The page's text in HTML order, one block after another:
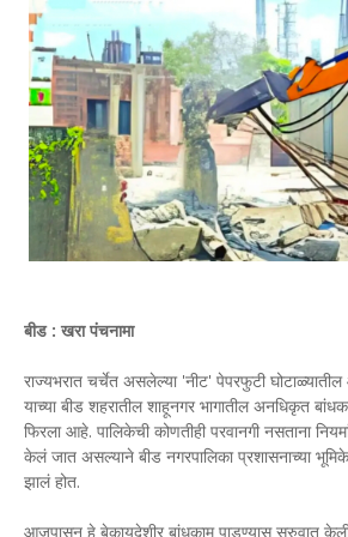
बीड : खरा पंचनामा
राज्यभरात चर्चेत असलेल्या 'नीट' पेपरफुटी घोटाळ्यातील
याच्या बीड शहरातील शाहूनगर भागातील अनधिकृत
फिरला आहे. पालिकेची कोणतीही परवानगी नसताना
केलं जात असल्याने बीड नगरपालिका प्रशासनाच्या
झालं होत.
आजपासून हे बेकायदेशीर बांधकाम पाडण्यास सुरुवात